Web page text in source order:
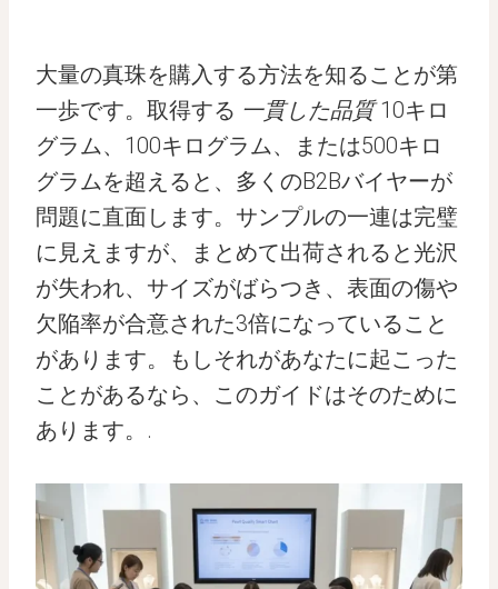
大量の真珠を購入する方法を知ることが第
一歩です。取得する 一貫した品質10キロ
グラム、100キログラム、または500キロ
グラムを超えると、多くのB2Bバイヤーが
問題に直面します。サンプルの一連は完璧
に見えますが、まとめて出荷されると光沢
が失われ、サイズがばらつき、表面の傷や
欠陥率が合意された3倍になっていること
があります。もしそれがあなたに起こった
ことがあるなら、このガイドはそのために
あります。.